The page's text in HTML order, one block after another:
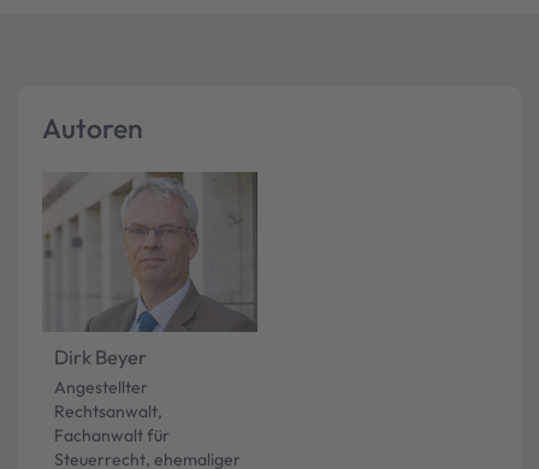
Autoren
Dirk Beyer
Angestellter
Rechtsanwalt,
Fachanwalt für
Steuerrecht, ehemaliger